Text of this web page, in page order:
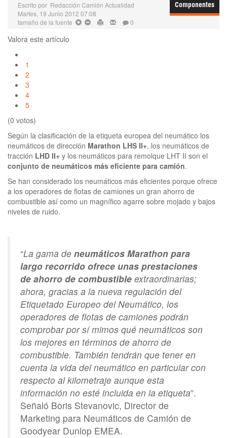
Componentes
Escrito por Redacción Camión Actualidad
Martes, 19 Junio 2012 07:08
tamaño de la fuente
0
Valora este artículo
1
2
3
4
5
(0 votos)
Según la clasificación de la etiqueta europea del neumático los
neumáticos de dirección Marathon LHS II+, los neumáticos de
tracción LHD II+ y los neumáticos para remolque LHT II son el
conjunto de neumáticos más eficiente para camión.
Se han considerado los neumáticos más eficientes porque ofrece
a los operadores de flotas de camiones un gran ahorro de
combustible así como un magnífico agarre sobre mojado y bajos
niveles de ruido.
“La gama de neumáticos Marathon para
largo recorrido ofrece unas prestaciones
de ahorro de combustible extraordinarias;
ahora, gracias a la nueva regulación del
Etiquetado Europeo del Neumático, los
operadores de flotas de camiones podrán
comprobar por sí mimos qué neumáticos son
los mejores en términos de ahorro de
combustible. También tendrán que tener en
cuenta la vida del neumático en particular con
respecto al kilometraje aunque esta
información no esté incluida en la etiqueta”.
Señaló Boris Stevanovic, Director de
Marketing para Neumáticos de Camión de
Goodyear Dunlop EMEA.